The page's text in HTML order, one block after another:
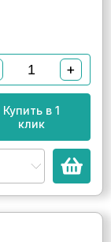
+
Купить в 1
клик